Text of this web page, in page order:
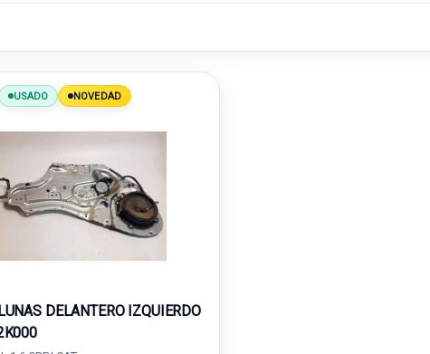
USADO NOVEDAD
DELANTERO IZQUIERDO